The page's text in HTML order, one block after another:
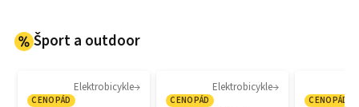
Šport a outdoor
Elektrobicykle
CENOPÁD
Elektrobicykle
CENOPÁD CENOPÁD